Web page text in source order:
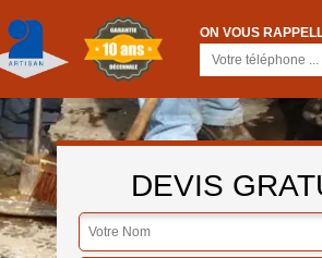
ON VOUS
DEVIS